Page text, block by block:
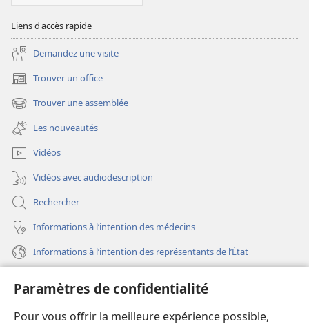
Paramètres de confidentialité
Pour vous offrir la meilleure expérience possible,
Liens d'accès rapide
Demandez une visite
Trouver un office
(ouvre
une
nouvelle
fenêtre)
Trouver une assemblée
(ouvre
une
nouvelle
fenêtre)
Les nouveautés
Vidéos
Vidéos avec audiodescription
Rechercher
Informations à l’intention des médecins
Informations à l’intention des représentants de l’État
(ouvre